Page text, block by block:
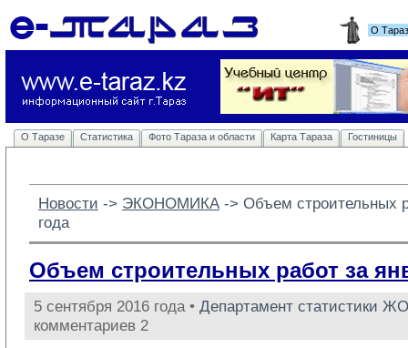
О
О Таразе Статистика Фото Тараза и области Карта Тараза Гостиницы
Новости -> ЭКОНОМИКА -> Объем строительных
года
Объем строительных работ за
5 сентября 2016 года • Департамент статистики ЖО
комментариев 2